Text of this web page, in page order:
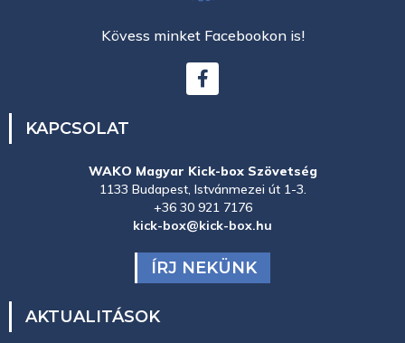
Kövess minket Facebookon is!
KAPCSOLAT
WAKO Magyar Kick-box Szövetség
1133 Budapest, Istvánmezei út 1-3.
+36 30 921 7176
kick-box@kick-box.hu
ÍRJ NEKÜNK
AKTUALITÁSOK